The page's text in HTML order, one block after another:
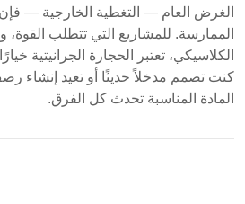
الغرض العام — التغطية الخارجية — فإن
الممارسة. للمشاريع التي تتطلب القوة،
الكلاسيكي، تعتبر الحجارة الجرانيتية
كنت تصمم مدخلاً حديثًا أو تعيد إنشاء
المادة المناسبة تحدث كل الفرق.